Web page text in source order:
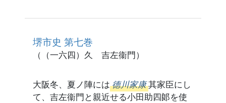
堺市史 第七巻
（（一六四）久 吉左衞門）
大阪冬、夏ノ陣には 德川家康 其家臣にし
て、吉左衞門と親近せる小田助四郞を使